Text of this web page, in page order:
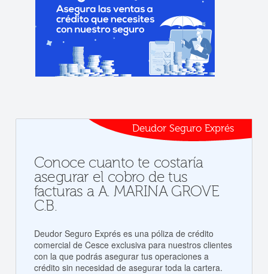
Deudor Seguro Exprés
Conoce cuanto te costaría
asegurar el cobro de tus
facturas a A. MARINA GROVE
C.B.
Deudor Seguro Exprés es una póliza de crédito
comercial de Cesce exclusiva para nuestros clientes
con la que podrás asegurar tus operaciones a
crédito sin necesidad de asegurar toda la cartera.